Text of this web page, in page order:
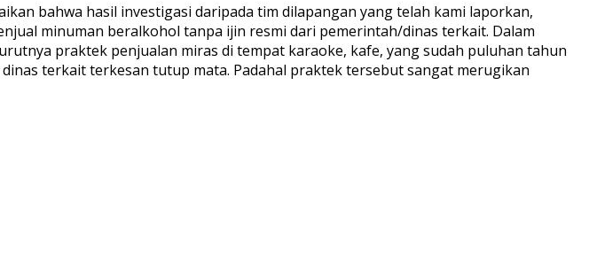
bahwa hasil investigasi daripada tim dilapangan yang telah kami laporkan,
minuman beralkohol tanpa ijin resmi dari pemerintah/dinas terkait. Dalam
praktek penjualan miras di tempat karaoke, kafe, yang sudah puluhan tahun
terkait terkesan tutup mata. Padahal praktek tersebut sangat merugikan